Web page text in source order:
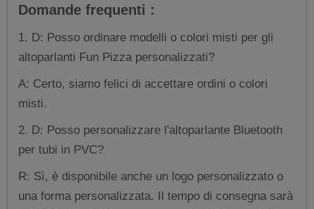
Domande frequenti :
1. D: Posso ordinare modelli o colori misti per gli
altoparlanti Fun Pizza personalizzati?
A: Certo, siamo felici di accettare ordini o colori
misti.
2. D: Posso personalizzare l'altoparlante Bluetooth
per tubi in PVC?
R: Sì, è disponibile anche un logo personalizzato o
una forma personalizzata. Il tempo di consegna sarà